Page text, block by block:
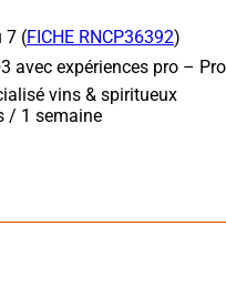
7 (FICHE RNCP36392)
avec expériences pro –
vins & spiritueux
/ 1 semaine